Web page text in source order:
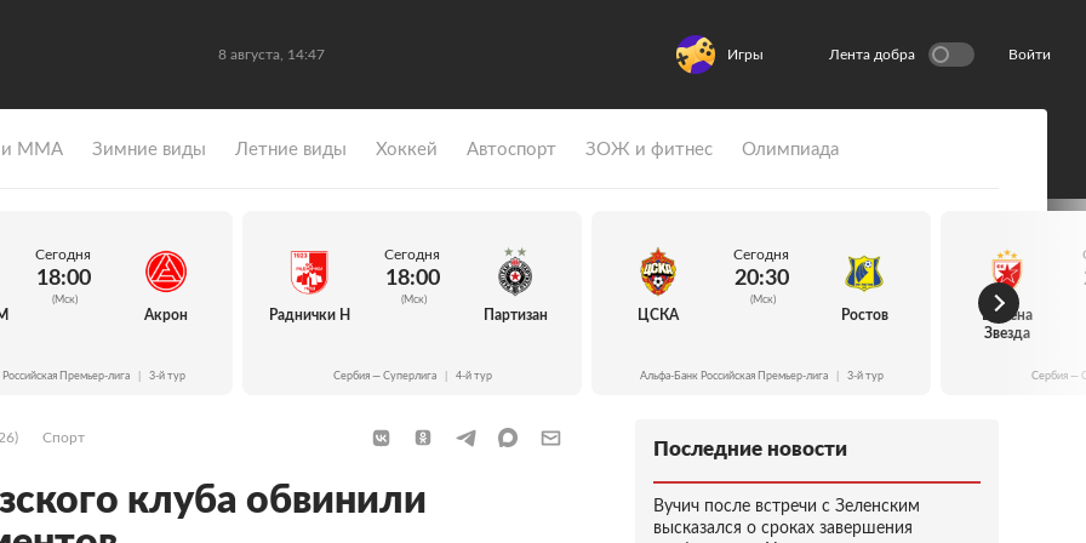
8 августа, 14:47 Игры Лента добра Войти
и ММА Зимние виды Летние виды Хоккей Автоспорт ЗОЖ и фитнес Олимпиада
Сегодня
18:00
(Мск)
Акрон
Премьер-лига 3-й тур
Раднички Н
Сегодня
18:00
(Мск)
Партизан
Сербия — Суперлига 4-й тур
ЦСКА
Сегодня
20:30
(Мск)
Ростов
Альфа-Банк Российская Премьер-лига 3-й тур
Црвена
Звезда
Сербия —
Спорт
клуба обвинили
Последние новости
Вучич после встречи с Зеленским
высказался о сроках завершения